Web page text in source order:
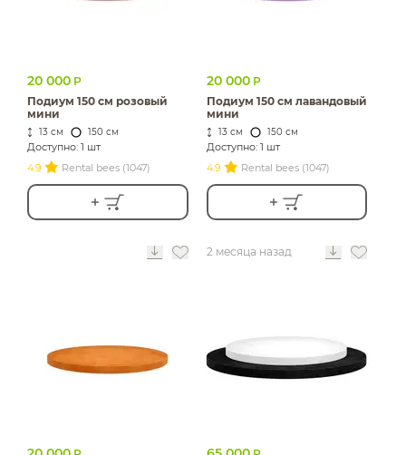
20 000 Р
Подиум 150 см розовый
мини
13 см 150 см
Доступно: 1 шт
4.9
Rental bees (1047)
20 000 Р
Подиум 150 см лавандовый
мини
13 см 150 см
Доступно: 1 шт
4.9
Rental bees (1047)
2 месяца назад